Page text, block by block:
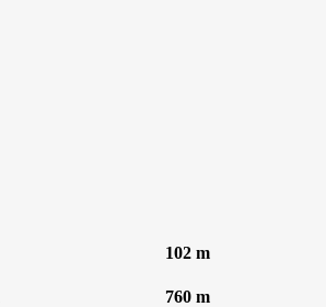
102 m
760 m